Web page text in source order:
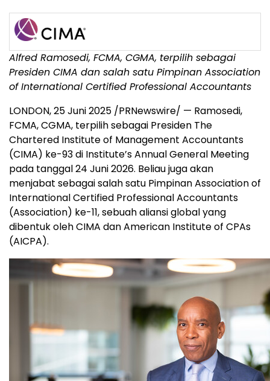
Alfred Ramosedi, FCMA, CGMA, terpilih sebagai
Presiden CIMA dan salah satu Pimpinan Association
of International Certified Professional Accountants
LONDON,25 Juni 2025 /PRNewswire/ — Ramosedi,
FCMA, CGMA, terpilih sebagai Presiden The
Chartered Institute of Management Accountants
(CIMA) ke-93 di Institute’s Annual General Meeting
pada tanggal 24 Juni 2026. Beliau juga akan
menjabat sebagai salah satu Pimpinan Association of
International Certified Professional Accountants
(Association) ke-11, sebuah aliansi global yang
dibentuk oleh CIMA dan American Institute of CPAs
(AICPA).